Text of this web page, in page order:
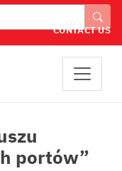
CONTACT US
portów”